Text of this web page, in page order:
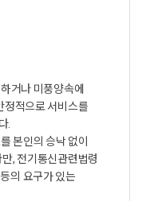
거나 미풍양속에
정적으로 서비스를
.
본인의 승낙 없이
, 전기통신관련법령
의 요구가 있는